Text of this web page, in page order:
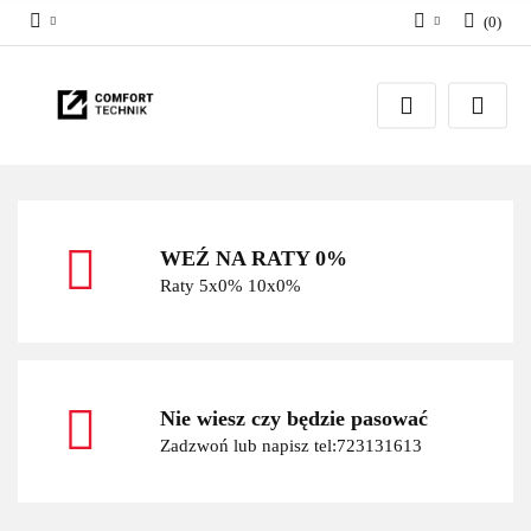
Zaloguj się
Zarejestruj się
(0)
WEŹ NA RATY 0%
Raty 5x0% 10x0%
Nie wiesz czy będzie pasować
Zadzwoń lub napisz tel:723131613